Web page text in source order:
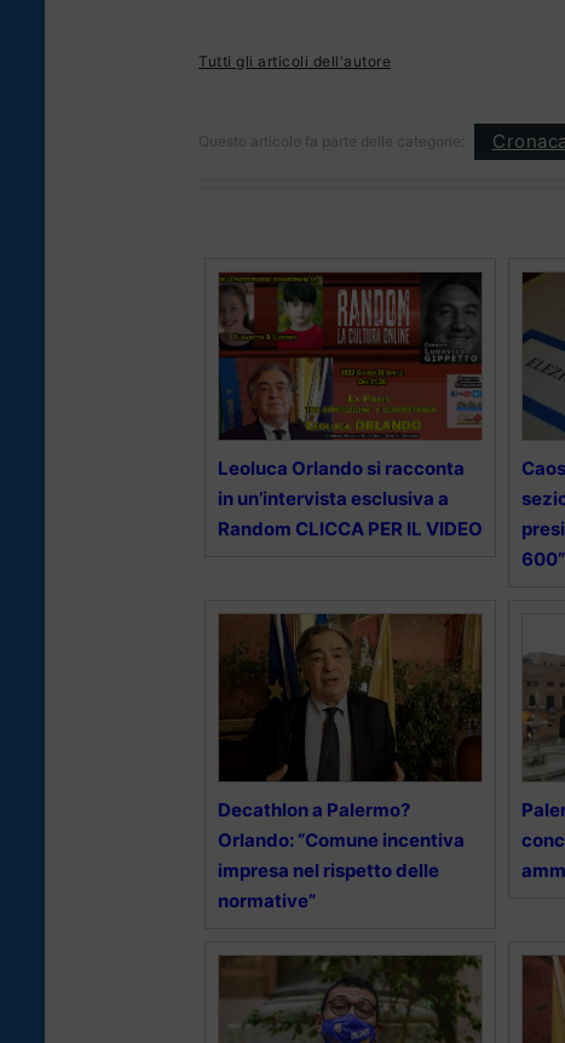
Tutti gli articoli dell'autore
Questo articolo fa parte delle categorie: Cronaca
Leoluca Orlando si racconta
in un’intervista esclusiva a
Random CLICCA PER IL VIDEO
600”
Decathlon a Palermo?
Orlando: “Comune incentiva
impresa nel rispetto delle
normative”